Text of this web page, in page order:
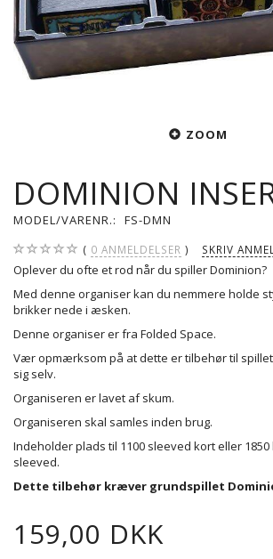
ZOOM
DOMINION
MODEL/VARENR.: FS-DMN
0 ANMELDELSER SKRIV
Oplever du ofte et rod når du spiller Dominion?
Med denne organiser kan du nemmere holde
brikker nede i æsken.
Denne organiser er fra Folded Space.
Vær opmærksom på at dette er tilbehør til
sig selv.
Organiseren er lavet af skum.
Organiseren skal samles inden brug.
Indeholder plads til 1100 sleeved kort eller
sleeved.
Dette tilbehør kræver grundspillet
159,00 DKK